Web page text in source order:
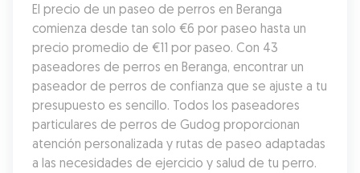
El precio de un paseo de perros en Beranga
comienza desde tan solo €6 por paseo hasta un
precio promedio de €11 por paseo. Con 43
paseadores de perros en Beranga, encontrar un
paseador de perros de confianza que se ajuste a tu
presupuesto es sencillo. Todos los paseadores
particulares de perros de Gudog proporcionan
atención personalizada y rutas de paseo adaptadas
a las necesidades de ejercicio y salud de tu perro.